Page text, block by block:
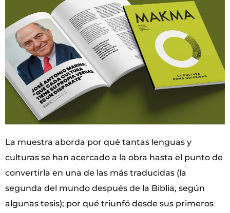
La muestra aborda por qué tantas lenguas y
culturas se han acercado a la obra hasta el punto de
convertirla en una de las más traducidas (la
segunda del mundo después de la Biblia, según
algunas tesis); por qué triunfó desde sus primeros